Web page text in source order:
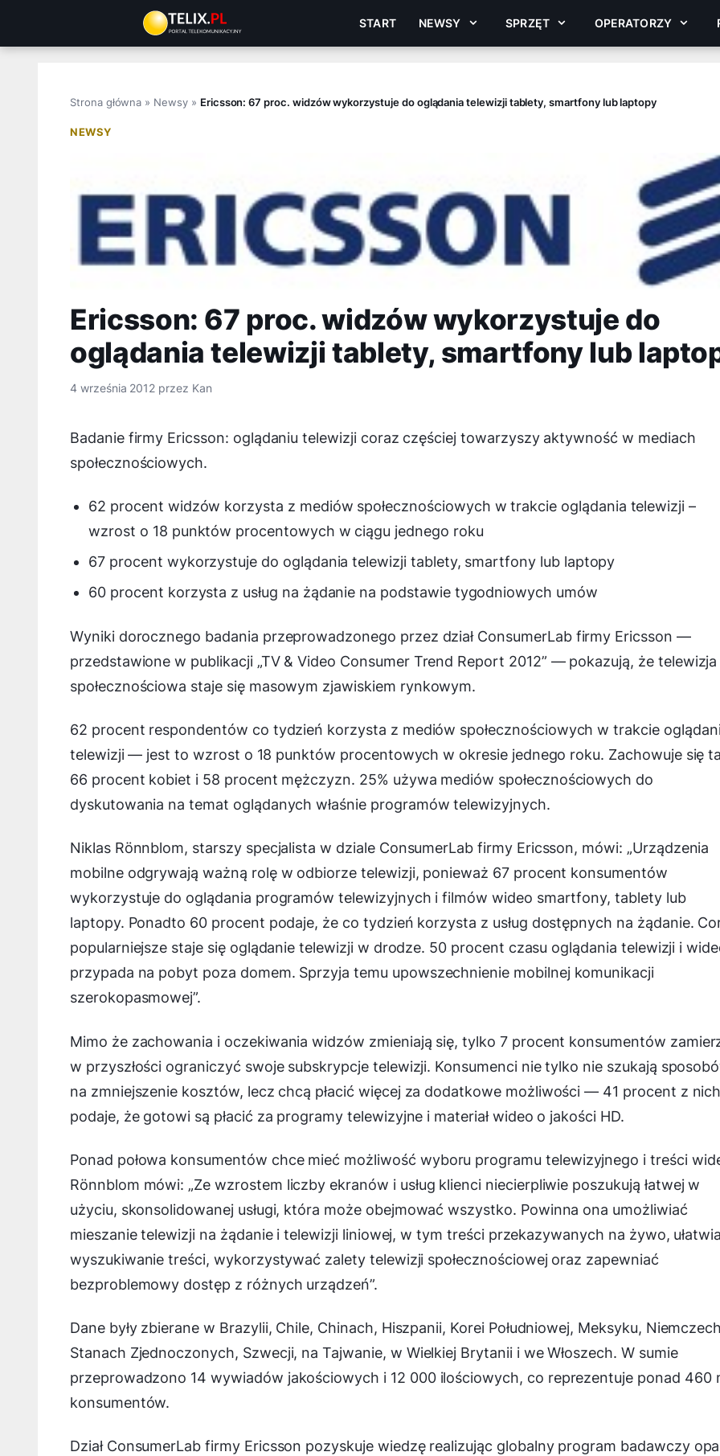
treści
START NEWSY SPRZĘT OPERATORZY
Strona główna » Newsy» Ericsson: 67 proc. widzów wykorzystuje do oglądania telewizji tablety, smartfony lub laptopy
NEWSY
Ericsson: 67 proc. widzów wykorzystuje do
oglądania telewizji tablety, smartfony lub
4 września 2012 przez Kan
Badanie firmy Ericsson: oglądaniu telewizji coraz częściej towarzyszy aktywność w mediach
społecznościowych.
62 procent widzów korzysta z mediów społecznościowych w trakcie oglądania telewizji –
wzrost o 18 punktów procentowych w ciągu jednego roku
67 procent wykorzystuje do oglądania telewizji tablety, smartfony lub laptopy
60 procent korzysta z usług na żądanie na podstawie tygodniowych umów
Wyniki dorocznego badania przeprowadzonego przez dział ConsumerLab firmy Ericsson —
przedstawione w publikacji „TV & Video Consumer Trend Report 2012” — pokazują, że telewizja
społecznościowa staje się masowym zjawiskiem rynkowym.
62 procent respondentów co tydzień korzysta z mediów społecznościowych w trakcie
telewizji — jest to wzrost o 18 punktów procentowych w okresie jednego roku. Zachowuje się
66 procent kobiet i 58 procent mężczyzn. 25% używa mediów społecznościowych do
dyskutowania na temat oglądanych właśnie programów telewizyjnych.
Niklas Rönnblom, starszy specjalista w dziale ConsumerLab firmy Ericsson, mówi: „Urządzenia
mobilne odgrywają ważną rolę w odbiorze telewizji, ponieważ 67 procent konsumentów
wykorzystuje do oglądania programów telewizyjnych i filmów wideo smartfony, tablety lub
laptopy. Ponadto 60 procent podaje, że co tydzień korzysta z usług dostępnych na żądanie.
popularniejsze staje się oglądanie telewizji w drodze. 50 procent czasu oglądania telewizji i
przypada na pobyt poza domem. Sprzyja temu upowszechnienie mobilnej komunikacji
szerokopasmowej”.
Mimo że zachowania i oczekiwania widzów zmieniają się, tylko 7 procent konsumentów
w przyszłości ograniczyć swoje subskrypcje telewizji. Konsumenci nie tylko nie szukają
na zmniejszenie kosztów, lecz chcą płacić więcej za dodatkowe możliwości — 41 procent z nich
podaje, że gotowi są płacić za programy telewizyjne i materiał wideo o jakości HD.
Ponad połowa konsumentów chce mieć możliwość wyboru programu telewizyjnego i treści
Rönnblom mówi: „Ze wzrostem liczby ekranów i usług klienci niecierpliwie poszukują łatwej w
użyciu, skonsolidowanej usługi, która może obejmować wszystko. Powinna ona umożliwiać
mieszanie telewizji na żądanie i telewizji liniowej, w tym treści przekazywanych na żywo,
wyszukiwanie treści, wykorzystywać zalety telewizji społecznościowej oraz zapewniać
bezproblemowy dostęp z różnych urządzeń”.
Dane były zbierane w Brazylii, Chile, Chinach, Hiszpanii, Korei Południowej, Meksyku,
Stanach Zjednoczonych, Szwecji, na Tajwanie, w Wielkiej Brytanii i we Włoszech. W sumie
przeprowadzono 14 wywiadów jakościowych i 12 000 ilościowych, co reprezentuje ponad 460
konsumentów.
Dział ConsumerLab firmy Ericsson pozyskuje wiedzę realizując globalny program badawczy